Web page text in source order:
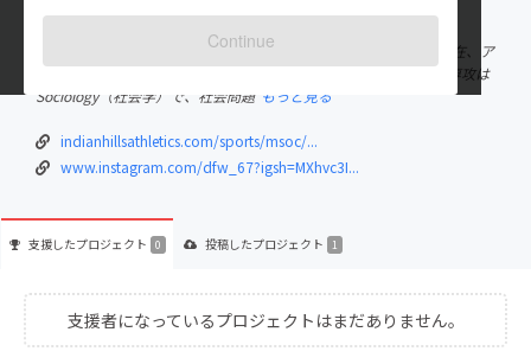
Continue
出身国：日本 出身地：広島県
初めまして。 Equal代表の福田輝（ふくだ きら）と申します。 現在、ア
メリカの大学に通いながらサッカー選手として活動しています。専攻は
Sociology（社会学）で、社会問題 もっと見る
indianhillsathletics.com/sports/msoc/...
www.instagram.com/dfw_67?igsh=MXhvc3I...
支援したプロジェクト 0 投稿したプロジェクト 1
支援者になっているプロジェクトはまだありません。